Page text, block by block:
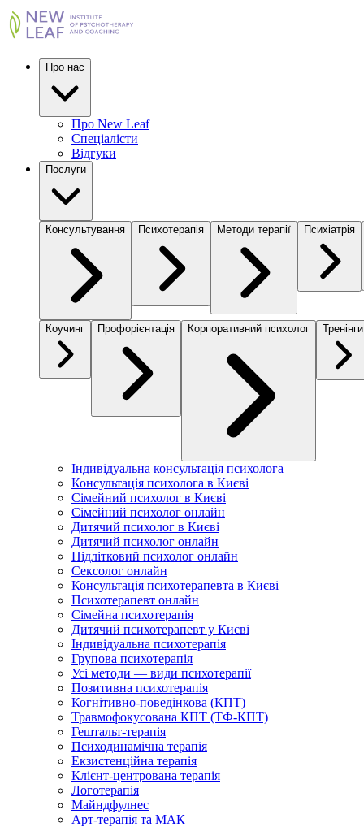
Про нас
Про New Leaf
Спеціалісти
Відгуки
Послуги
Консультування Психотерапія Методи терапії Психіатрія
Коучинг Профорієнтація Корпоративний психолог Тренінги
Індивідуальна консультація психолога
Консультація психолога в Києві
Сімейний психолог в Києві
Сімейний психолог онлайн
Дитячий психолог в Києві
Дитячий психолог онлайн
Підлітковий психолог онлайн
Сексолог онлайн
Консультація психотерапевта в Києві
Психотерапевт онлайн
Сімейна психотерапія
Дитячий психотерапевт у Києві
Індивідуальна психотерапія
Групова психотерапія
Усі методи — види психотерапії
Позитивна психотерапія
Когнітивно-поведінкова (КПТ)
Травмофокусована КПТ (ТФ-КПТ)
Гештальт-терапія
Психодинамічна терапія
Екзистенційна терапія
Клієнт-центрована терапія
Логотерапія
Майндфулнес
Арт-терапія та МАК